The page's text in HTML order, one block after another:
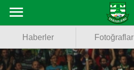
Fotoğraflar
Videolar
MENU
Haberler Fotoğraflar